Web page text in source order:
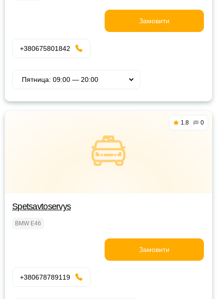
Замовити
+380675801842
1.8 0
Spetsavtoservys
BMW E46
Замовити
+380678789119